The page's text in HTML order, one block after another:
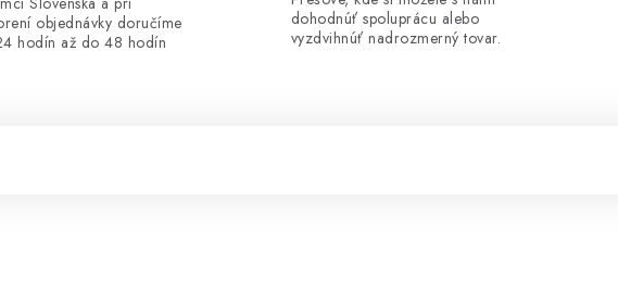
objednávky doručíme
hodín až do 48 hodín
dohodnúť spoluprácu alebo
vyzdvihnúť nadrozmerný tovar.